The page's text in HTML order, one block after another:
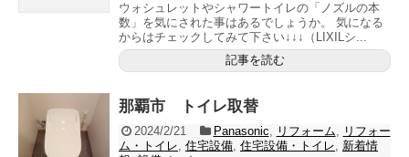
ウォシュレットやシャワートイレの「ノズルの本
数」を気にされた事はあるでしょうか。 気になる
からはチェックしてみて下さい↓↓↓（LIXILシ...
記事を読む
那覇市 トイレ取替
2024/2/21 Panasonic, リフォーム, リフォー
ム・トイレ, 住宅設備, 住宅設備・トイレ, 新着情